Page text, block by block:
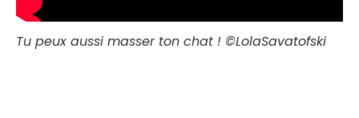
Tu peux aussi masser ton chat ! ©LolaSavatofski